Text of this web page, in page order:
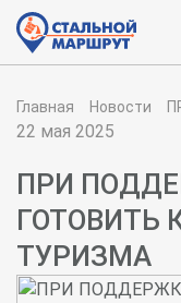
Главная Новости
22 мая 2025
ПРИ
ГОТОВИТЬ
ТУРИЗМА